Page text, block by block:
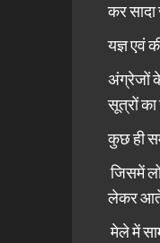
कर सादा
यज्ञ एवं
अंग्रेजों
सूत्रों का
कुछ ही
जिसमें
लेकर
मेले में